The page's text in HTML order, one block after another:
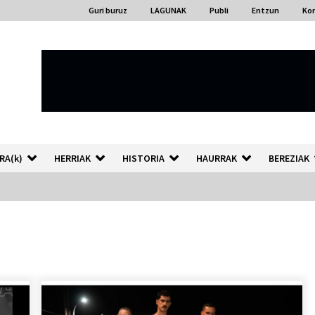
Guri buruz LAGUNAK Publi Entzun
HERRIAK HISTORIA HAURRAK BEREZIAK